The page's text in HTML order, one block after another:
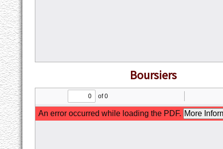
Boursiers